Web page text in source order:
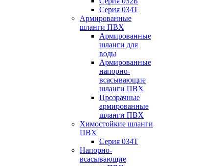
Серия 034Т
Армированные
шланги ПВХ
Армированные
шланги для
воды
Армированные
напорно-
всасывающие
шланги ПВХ
Прозрачные
армированные
шланги ПВХ
Химостойкие шланги
ПВХ
Серия 034Т
Напорно-
всасывающие